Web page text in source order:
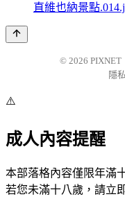
直維也納景點
© 2026 PIXNET
隱
⚠️
成人內容提醒
本部落格內容僅限年滿
若您未滿十八歲，請立